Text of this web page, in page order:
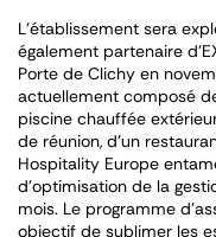
L’établissement sera
également partenaire
Porte de Clichy en
actuellement composé
piscine chauffée
de réunion, d’un
Hospitality Europe
d’optimisation de la
mois. Le programme
objectif de sublimer les